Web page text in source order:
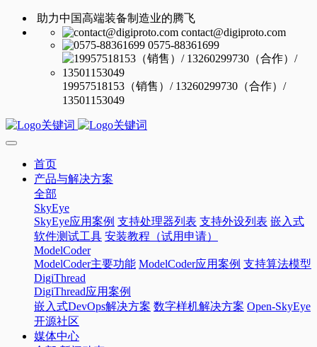
助力中国高端装备制造业的腾飞
contact@digiproto.com
0575-88361699
19957518153（销售）/ 13260299730（合作）/
13501153049
首页
产品与解决方案
全部
SkyEye
SkyEye应用案例 支持处理器列表 支持外设列表 嵌入式
软件测试工具 安装教程（试用申请）
ModelCoder
ModelCoder主要功能 ModelCoder应用案例 支持算法模型
DigiThread
DigiThread应用案例
嵌入式DevOps解决方案 数字样机解决方案 Open-SkyEye
开源社区
媒体中心